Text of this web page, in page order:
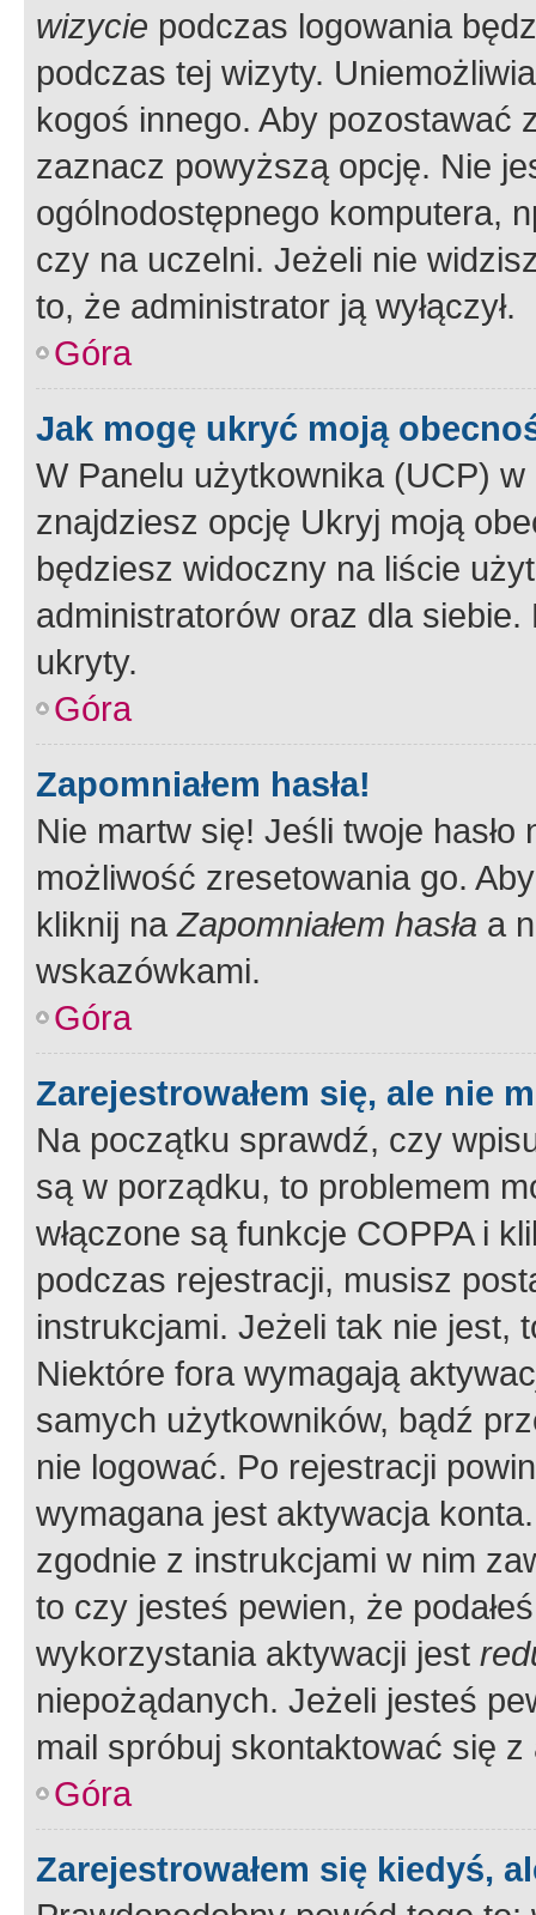
wizycie podczas logowania
podczas tej wizyty.
kogoś innego. Aby pozostawać
zaznacz powyższą opcję. Nie
ogólnodostępnego komputera,
czy na uczelni. Jeżeli nie
to, że administrator ją wyłączył.
Góra
Jak mogę ukryć moją
W Panelu użytkownika (UCP) w
znajdziesz opcję Ukryj moją
będziesz widoczny na liście
administratorów oraz dla
ukryty.
Góra
Zapomniałem hasła!
Nie martw się! Jeśli twoje
możliwość zresetowania go.
kliknij naZapomniałem hasła a
wskazówkami.
Góra
Zarejestrowałem się, ale nie
Na początku sprawdź, czy
są w porządku, to problemem
włączone są funkcje COPPA i
podczas rejestracji, musisz
instrukcjami. Jeżeli tak nie jest,
Niektóre fora wymagają
samych użytkowników, bądź
nie logować. Po rejestracji
wymagana jest aktywacja
zgodnie z instrukcjami w nim
to czy jesteś pewien, że
wykorzystania aktywacji jest
niepożądanych. Jeżeli jesteś
mail spróbuj skontaktować się
Góra
Zarejestrowałem się kiedyś,